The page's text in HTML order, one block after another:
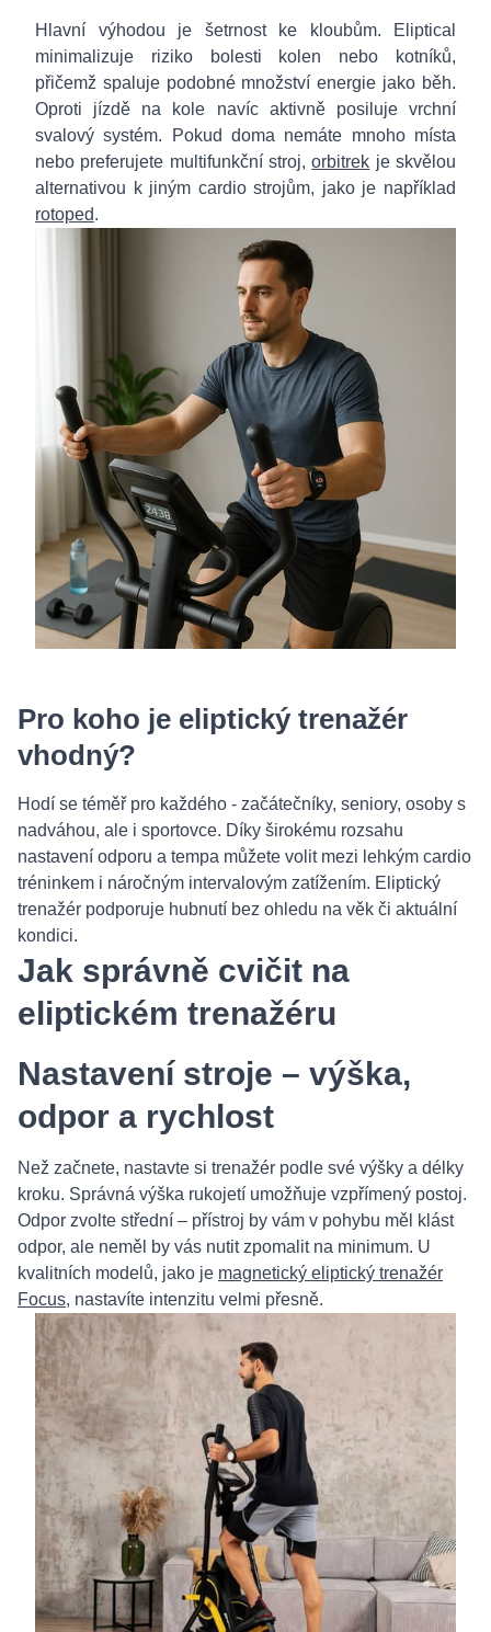
Hlavní výhodou je šetrnost ke kloubům. Eliptical
minimalizuje riziko bolesti kolen nebo kotníků,
přičemž spaluje podobné množství energie jako běh.
Oproti jízdě na kole navíc aktivně posiluje vrchní
svalový systém. Pokud doma nemáte mnoho místa
nebo preferujete multifunkční stroj,orbitrek je skvělou
alternativou k jiným cardio strojům, jako je například
rotoped.
Pro koho je eliptický trenažér
vhodný?
Hodí se téměř pro každého - začátečníky, seniory, osoby s
nadváhou, ale i sportovce. Díky širokému rozsahu
nastavení odporu a tempa můžete volit mezi lehkým cardio
tréninkem i náročným intervalovým zatížením. Eliptický
trenažér podporuje hubnutí bez ohledu na věk či aktuální
kondici.
Jak správně cvičit na
eliptickém trenažéru
Nastavení stroje – výška,
odpor a rychlost
Než začnete, nastavte si trenažér podle své výšky a délky
kroku. Správná výška rukojetí umožňuje vzpřímený postoj.
Odpor zvolte střední – přístroj by vám v pohybu měl klást
odpor, ale neměl by vás nutit zpomalit na minimum. U
kvalitních modelů, jako je magnetický eliptický trenažér
Focus, nastavíte intenzitu velmi přesně.